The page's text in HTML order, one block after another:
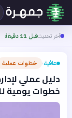
آخر تحديثقبل 11 دقيقة
عافية› خطوات عملية
دليل عملي
خطوات يومية